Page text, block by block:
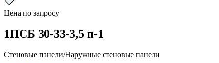
Цена по запросу
1ПСБ 30-33-3,5 п-1
Стеновые панели/Наружные стеновые панели